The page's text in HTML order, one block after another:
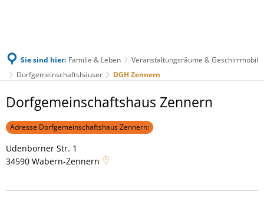
Sie sind hier: Familie & Leben
Veranstaltungsräume & Geschirrmobil
Dorfgemeinschaftshäuser
DGH Zennern
DGH
Zennern
Dorfgemeinschaftshaus Zennern
Adresse Dorfgemeinschaftshaus Zennern:
Udenborner Str. 1
34590 Wabern-Zennern